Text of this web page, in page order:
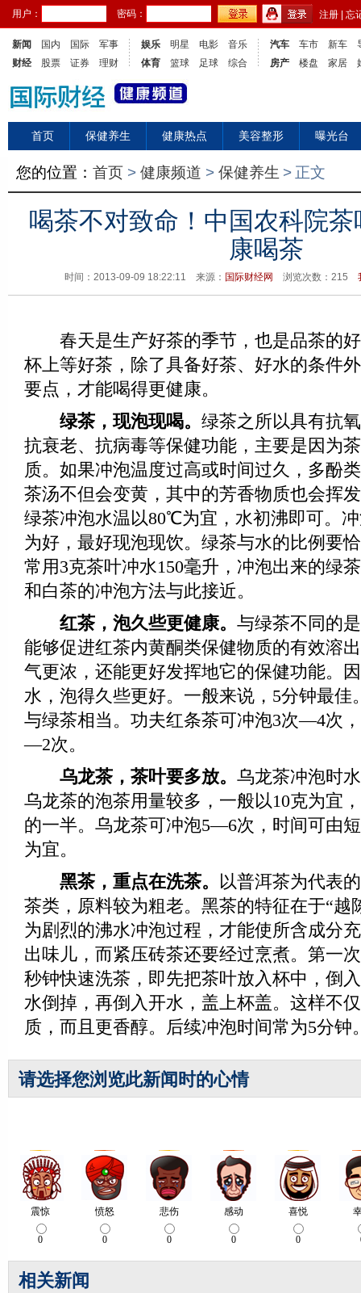
用户： 密码： 注册 忘
新闻 国内 国际
军事
财经
股票 证券 理财
娱乐 明星 电影
音乐
体育
篮球 足球 综合
汽车 车市 新车
房产
楼盘 家居
首页 保健养生 健康热点 美容整形 曝光台
您的位置： 首页 > 健康频道 > 保健养生 > 正文
喝茶不对致命！中国农科院
康喝茶
时间：2013-09-09 18:22:11 来源： 国际财经网 浏览次数： 215
春天是生产好茶的季节，也是品茶的好
杯上等好茶，除了具备好茶、好水的条件
要点，才能喝得更健康。
绿茶，现泡现喝。 绿茶之所以具有抗
抗衰老、抗病毒等保健功能，主要是因为
质。如果冲泡温度过高或时间过久，多酚
茶汤不但会变黄，其中的芳香物质也会挥
绿茶冲泡水温以80℃为宜，水初沸即可。
为好，最好现泡现饮。绿茶与水的比例要
常用3克茶叶冲水150毫升，冲泡出来的绿
和白茶的冲泡方法与此接近。
红茶，泡久些更健康。 与绿茶不同的
能够促进红茶内黄酮类保健物质的有效溶
气更浓，还能更好发挥地它的保健功能。
水，泡得久些更好。一般来说，5分钟最佳
与绿茶相当。功夫红条茶可冲泡3次—4次
—2次。
乌龙茶，茶叶要多放。 乌龙茶冲泡时
乌龙茶的泡茶用量较多，一般以10克为宜
的一半。乌龙茶可冲泡5—6次，时间可由
为宜。
黑茶，重点在洗茶。 以普洱茶为代表
茶类，原料较为粗老。黑茶的特征在于“越
为剧烈的沸水冲泡过程，才能使所含成分
出味儿，而紧压砖茶还要经过烹煮。第一
秒钟快速洗茶，即先把茶叶放入杯中，倒
水倒掉，再倒入开水，盖上杯盖。这样不
质，而且更香醇。后续冲泡时间常为5分钟
请选择您浏览此新闻时的心情
相关新闻